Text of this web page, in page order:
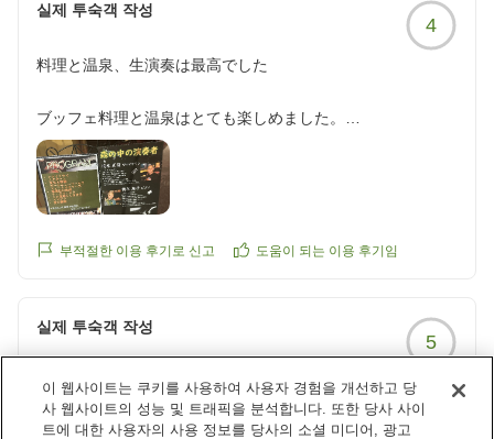
실제 투숙객 작성
4
料理と温泉、生演奏は最高でした
ブッフェ料理と温泉はとても楽しめました。
夜の生演奏も素晴らしくとても良い思い出になりました。
朝にホテル近くを散策していたら、火事に遭遇しました。
クチコミの詳細はこちらから
reviewId=33123478255422
부적절한 이용 후기로 신고 도움이 되는 이용 후기임
실제 투숙객 작성
5
등록된 이용 후기가 없습니다.
부적절한 이용 후기로 신고 도움이 되는 이용 후기임
이 웹사이트는 쿠키를 사용하여 사용자 경험을 개선하고 당
사 웹사이트의 성능 및 트래픽을 분석합니다. 또한 당사 사이
트에 대한 사용자의 사용 정보를 당사의 소셜 미디어, 광고